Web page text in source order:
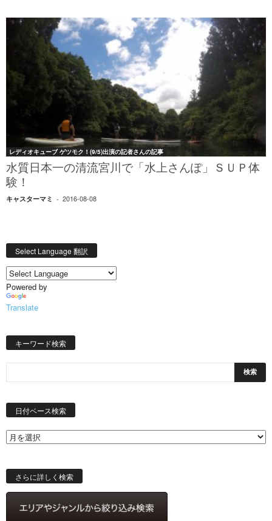
レディオキューブ ゲツモク！(9/5)出演の記者さんの記事
水質日本一の清流宮川で「水上さんぽ」ＳＵＰ体
験！
キャスターマミ - 2016-08-08
Select Language 翻訳
Powered by
Translate
キーワード検索
日付ベース検索
索
さらに詳しく検索